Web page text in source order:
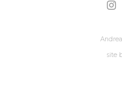
site